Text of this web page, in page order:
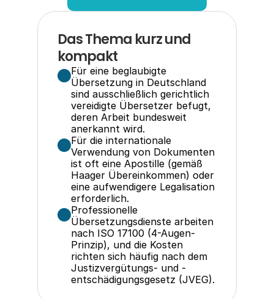
Das Thema kurz und
kompakt
Für eine beglaubigte
Übersetzung in Deutschland
sind ausschließlich gerichtlich
vereidigte Übersetzer befugt,
deren Arbeit bundesweit
anerkannt wird.
Für die internationale
Verwendung von Dokumenten
ist oft eine Apostille (gemäß
Haager Übereinkommen) oder
eine aufwendigere Legalisation
erforderlich.
Professionelle
Übersetzungsdienste arbeiten
nach ISO 17100 (4-Augen-
Prinzip), und die Kosten
richten sich häufig nach dem
Justizvergütungs- und -
entschädigungsgesetz (JVEG).